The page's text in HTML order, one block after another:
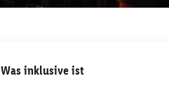
Was inklusive ist